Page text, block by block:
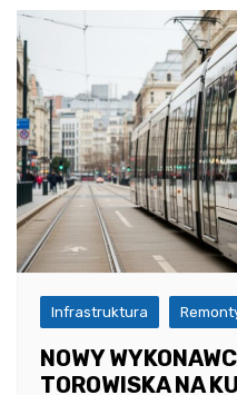
Infrastruktura
NOWY
TOROWISKA NA